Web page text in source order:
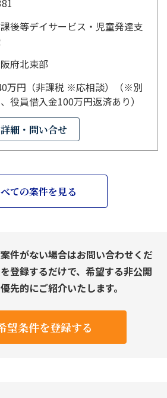
後等デイサービス・児童発達支
府北東部
万円（非課税 ※応相談）（※別
役員借入金100万円返済あり）
詳細・問い合せ
ての案件を見る
件がない場合はお問い合わせくだ
登録するだけで、希望する非公開
先的にご紹介いたします。
望条件を登録する